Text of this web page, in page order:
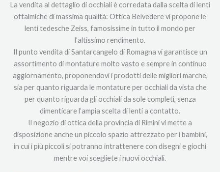
La vendita al dettaglio di occhiali è corredata dalla scelta di lenti
oftalmiche di massima qualità: Ottica Belvedere vi propone le
lenti tedesche Zeiss, famosissime in tutto il mondo per
l’altissimo rendimento.
Il punto vendita di Santarcangelo di Romagna vi garantisce un
assortimento di montature molto vasto e sempre in continuo
aggiornamento, proponendovi i prodotti delle migliori marche,
sia per quanto riguarda le montature per occhiali da vista che
per quanto riguarda gli occhiali da sole completi, senza
dimenticare l’ampia scelta di lenti a contatto.
Il negozio di ottica della provincia di Rimini vi mette a
disposizione anche un piccolo spazio attrezzato per i bambini,
in cui i più piccoli si potranno intrattenere con disegni e giochi
mentre voi scegliete i nuovi occhiali.